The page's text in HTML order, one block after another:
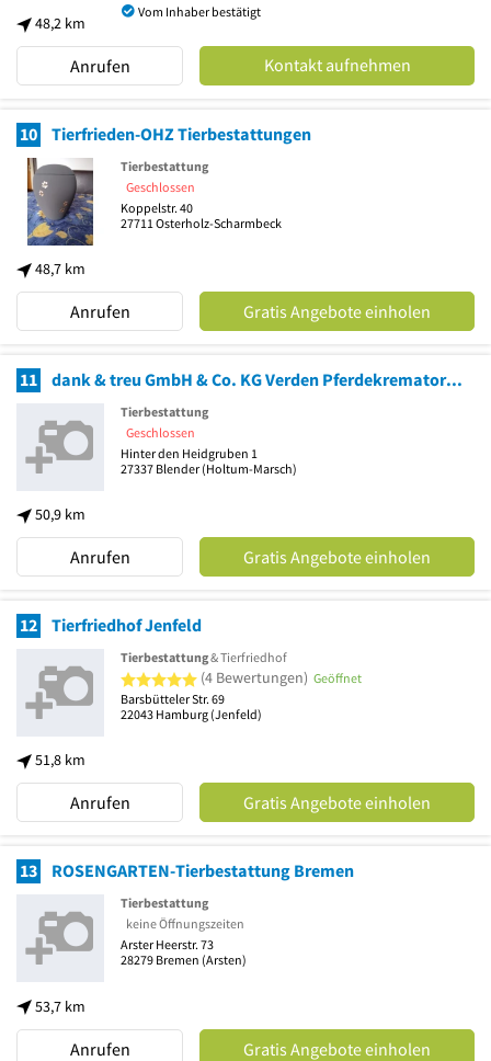
48,2 km
Vom Inhaber bestätigt
Anrufen Kontakt aufnehmen
10 Tierfrieden-OHZ Tierbestattungen
48,7 km
Tierbestattung
Geschlossen
Koppelstr. 40
27711 Osterholz-Scharmbeck
Anrufen Gratis Angebote einholen
11 dank & treu GmbH & Co. KG Verden Pferdekrematorium Tierbestattung
50,9 km
Tierbestattung
Geschlossen
Hinter den Heidgruben 1
27337 Blender(Holtum-Marsch)
Anrufen Gratis Angebote einholen
12 Tierfriedhof Jenfeld
51,8 km
Tierbestattung& Tierfriedhof
5 von 5 Sternen
(4 Bewertungen) Geöffnet
Barsbütteler Str. 69
22043 Hamburg (Jenfeld)
Anrufen Gratis Angebote einholen
13 ROSENGARTEN-Tierbestattung Bremen
53,7 km
Tierbestattung
keine Öffnungszeiten
Arster Heerstr. 73
28279 Bremen (Arsten)
Anrufen Gratis Angebote einholen